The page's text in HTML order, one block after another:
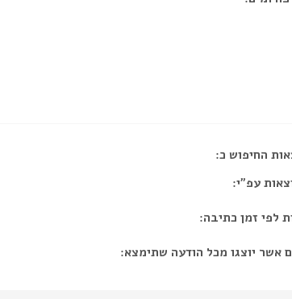
החיפוש כ:
עפ"י:
לפי זמן כתיבה:
אשר יוצגו מכל הודעה שתימצא: